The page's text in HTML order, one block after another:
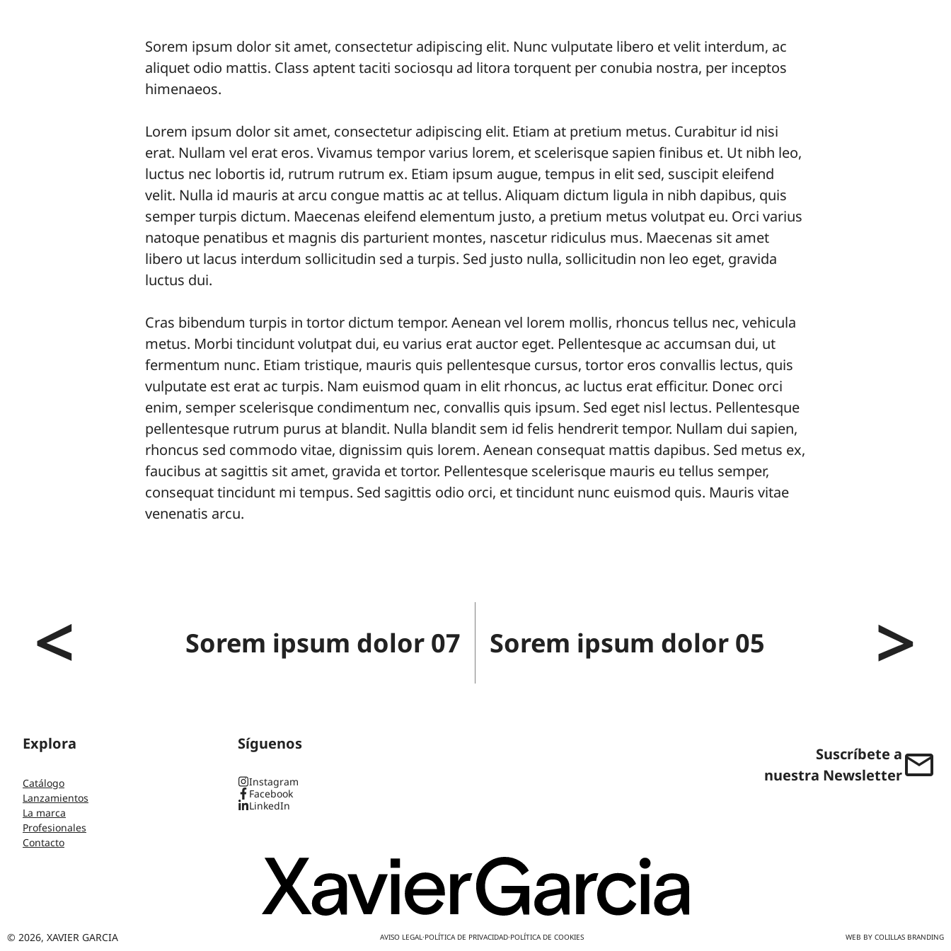
Sorem ipsum dolor sit amet, consectetur adipiscing elit. Nunc vulputate libero et velit interdum, ac
aliquet odio mattis. Class aptent taciti sociosqu ad litora torquent per conubia nostra, per inceptos
himenaeos.
Lorem ipsum dolor sit amet, consectetur adipiscing elit. Etiam at pretium metus. Curabitur id nisi
erat. Nullam vel erat eros. Vivamus tempor varius lorem, et scelerisque sapien finibus et. Ut nibh leo,
luctus nec lobortis id, rutrum rutrum ex. Etiam ipsum augue, tempus in elit sed, suscipit eleifend
velit. Nulla id mauris at arcu congue mattis ac at tellus. Aliquam dictum ligula in nibh dapibus, quis
semper turpis dictum. Maecenas eleifend elementum justo, a pretium metus volutpat eu. Orci varius
natoque penatibus et magnis dis parturient montes, nascetur ridiculus mus. Maecenas sit amet
libero ut lacus interdum sollicitudin sed a turpis. Sed justo nulla, sollicitudin non leo eget, gravida
luctus dui.
Cras bibendum turpis in tortor dictum tempor. Aenean vel lorem mollis, rhoncus tellus nec, vehicula
metus. Morbi tincidunt volutpat dui, eu varius erat auctor eget. Pellentesque ac accumsan dui, ut
fermentum nunc. Etiam tristique, mauris quis pellentesque cursus, tortor eros convallis lectus, quis
vulputate est erat ac turpis. Nam euismod quam in elit rhoncus, ac luctus erat efficitur. Donec orci
enim, semper scelerisque condimentum nec, convallis quis ipsum. Sed eget nisl lectus. Pellentesque
pellentesque rutrum purus at blandit. Nulla blandit sem id felis hendrerit tempor. Nullam dui sapien,
rhoncus sed commodo vitae, dignissim quis lorem. Aenean consequat mattis dapibus. Sed metus ex,
faucibus at sagittis sit amet, gravida et tortor. Pellentesque scelerisque mauris eu tellus semper,
consequat tincidunt mi tempus. Sed sagittis odio orci, et tincidunt nunc euismod quis. Mauris vitae
venenatis arcu.
Sorem ipsum dolor 07 Sorem ipsum dolor 05
Explora
Catálogo
Lanzamientos
La marca
Profesionales
Contacto
Síguenos
Instagram
Facebook
LinkedIn
Suscríbete a
nuestra Newsletter
© 2026, XAVIER GARCIA AVISO LEGAL·POLÍTICA DE PRIVACIDAD·POLÍTICA DE COOKIES WEB BY COLILLAS BRANDING